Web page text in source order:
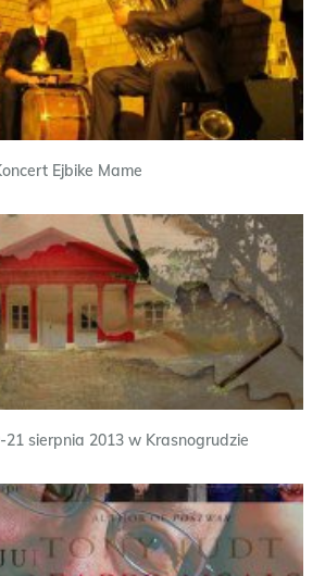
Ejbike Mame
21 sierpnia 2013 w Krasnogrudzie